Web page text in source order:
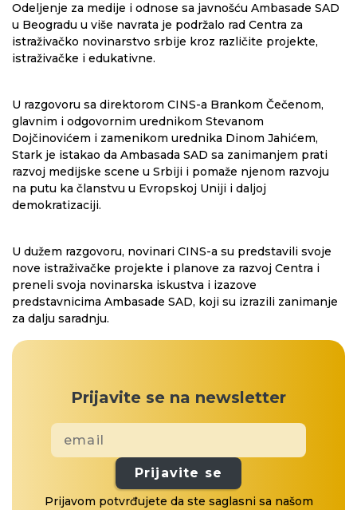
Odeljenje za medije i odnose sa javnošću Ambasade SAD
u Beogradu u više navrata je podržalo rad Centra za
istraživačko novinarstvo srbije kroz različite projekte,
istraživačke i edukativne.
U razgovoru sa direktorom CINS-a Brankom Čečenom,
glavnim i odgovornim urednikom Stevanom
Dojčinovićem i zamenikom urednika Dinom Jahićem,
Stark je istakao da Ambasada SAD sa zanimanjem prati
razvoj medijske scene u Srbiji i pomaže njenom razvoju
na putu ka članstvu u Evropskoj Uniji i daljoj
demokratizaciji.
U dužem razgovoru, novinari CINS-a su predstavili svoje
nove istraživačke projekte i planove za razvoj Centra i
preneli svoja novinarska iskustva i izazove
predstavnicima Ambasade SAD, koji su izrazili zanimanje
za dalju saradnju.
Prijavite se na newsletter
Prijavite se
Prijavom potvrđujete da ste saglasni sa našom